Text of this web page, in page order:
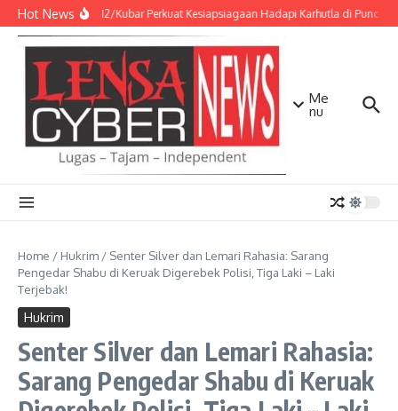
Lewati ke konten
Hot NewsKodim 0912/Kubar Perkuat Kesiapsiagaan Hadapi Karhutla di Puncak
Me
nu
Home / Hukrim / Senter Silver dan Lemari Rahasia: Sarang
Pengedar Shabu di Keruak Digerebek Polisi, Tiga Laki – Laki
Terjebak!
Hukrim
Senter Silver dan Lemari Rahasia:
Sarang Pengedar Shabu di Keruak